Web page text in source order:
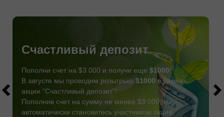
Счастливый депозит
Пополни счет на $3 000 и получи еще $1000!
В августе мы проводим розыгрыш $1000 в рамках
акции "Счастливый депозит"!
Пополнив счет на сумму не менее $3 000, вы
автоматически становитесь участником акции.